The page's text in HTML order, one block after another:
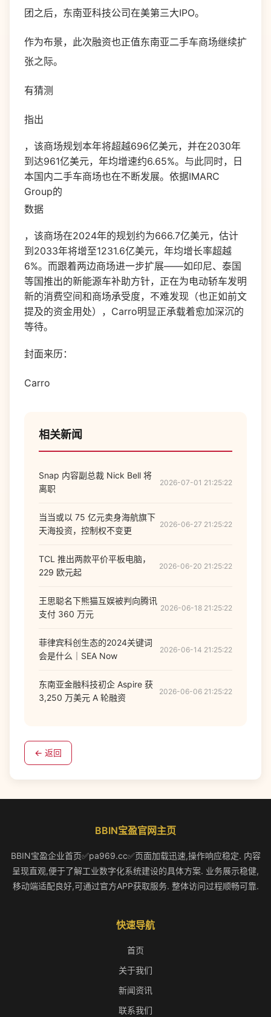
团之后，东南亚科技公司在美第三大IPO。
作为布景，此次融资也正值东南亚二手车商场继续扩
张之际。
有猜测
指出
，该商场规划本年将超越696亿美元，并在2030年
到达961亿美元，年均增速约6.65%。与此同时，日
本国内二手车商场也在不断发展。依据IMARC
Group的
数据
，该商场在2024年的规划约为666.7亿美元，估计
到 2033年将增至1231.6亿美元，年均增长率超越
6%。而跟着两边商场进一步扩展——如印尼、泰国
等国推出的新能源车补助方针，正在为电动轿车发明
新的消费空间和商场承受度，不难发现（也正如前文
提及的资金用处）， Carro明显正承载着愈加深沉的
等待。
封面来历：
Carro
相关新闻
Snap 内容副总裁 Nick Bell 将
离职
2026-07-01 21:25:22
当当或以 75 亿元卖身海航旗下
天海投资，控制权不变更
2026-06-27 21:25:22
TCL 推出两款平价平板电脑，
229 欧元起
2026-06-20 21:25:22
王思聪名下熊猫互娱被判向腾讯
支付 360 万元
2026-06-18 21:25:22
菲律宾科创生态的2024关键词
会是什么｜SEA Now
2026-06-14 21:25:22
东南亚金融科技初企 Aspire 获
3,250 万美元 A 轮融资
2026-06-06 21:25:22
← 返回
BBIN宝盈官网主页
BBIN宝盈企业首页✅pa969.cc✅页面加载迅速,操作响应稳定. 内容
呈现直观,便于了解工业数字化系统建设的具体方案. 业务展示稳健,
移动端适配良好,可通过官方APP获取服务. 整体访问过程顺畅可靠.
快速导航
首页
关于我们
新闻资讯
联系我们